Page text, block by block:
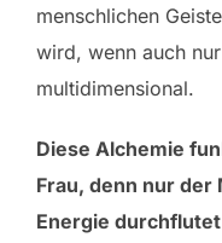
menschlichen
wird, wenn auch
multidimensional.
Diese Alchemie
Frau, denn nur
Energie